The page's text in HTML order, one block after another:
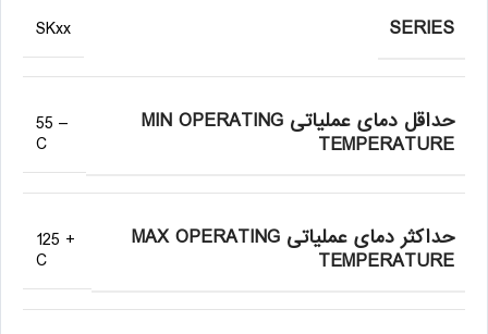
SERIES
SKxx
حداقل دمای عملیاتی MIN OPERATING
TEMPERATURE
– 55
C
حداکثر دمای عملیاتی MAX OPERATING
TEMPERATURE
+ 125
C